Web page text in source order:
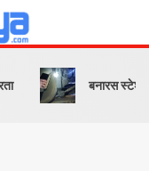
बनारस स्टेशन के